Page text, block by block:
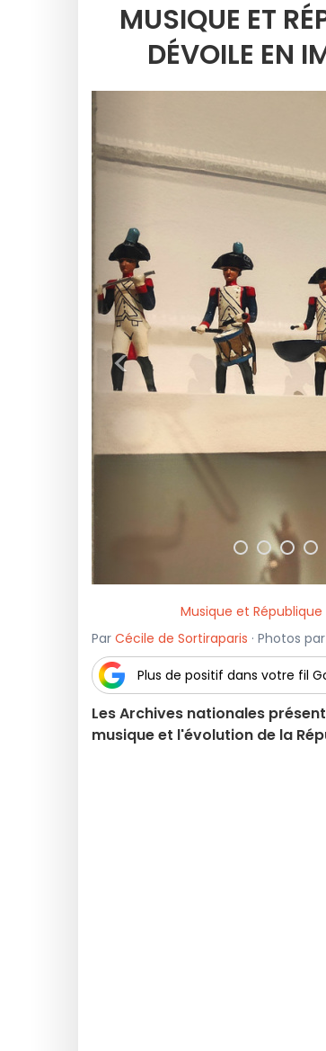
MUSIQUE ET
DÉVOILE EN
<
Musique et
Par Cécile de Sortiraparis · Photos
Plus de positif dans votre fil
Les Archives nationales
musique et l'évolution de la